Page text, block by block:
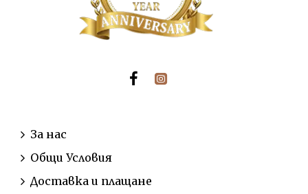
За нас
Общи Условия
Доставка и плащане